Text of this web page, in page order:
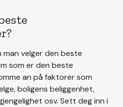
velger den beste
som er den beste
an på faktorer som
boligens beliggenhet,
osv. Sett deg inn i